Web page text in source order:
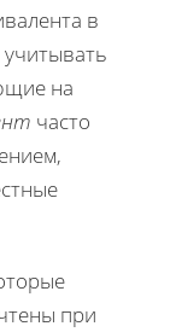
в
учитывать
на
часто
при